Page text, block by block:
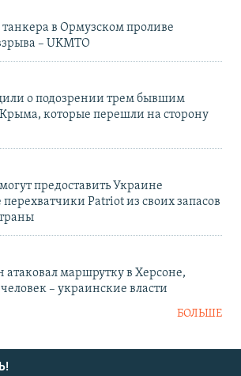
танкера в Ормузском проливе
– UKMTO
о подозрении трем бывшим
которые перешли на сторону
предоставить Украине
Patriot из своих запасов
атаковал маршрутку в Херсоне,
– украинские власти
БОЛЬШЕ